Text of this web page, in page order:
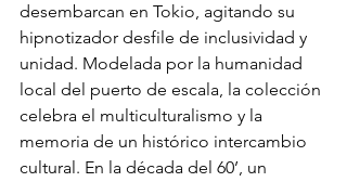
desembarcan en Tokio, agitando su
hipnotizador desfile de inclusividad y
unidad. Modelada por la humanidad
local del puerto de escala, la colección
celebra el multiculturalismo y la
memoria de un histórico intercambio
cultural. En la década del 60’, un